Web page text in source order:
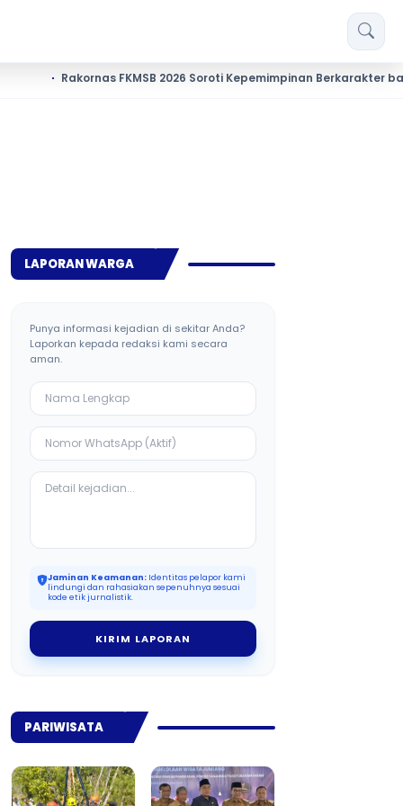
Rakornas FKMSB 2026 Soroti Kepemimpinan Berkarakter bagi
LAPORAN WARGA
Punya informasi kejadian di sekitar Anda?
Laporkan kepada redaksi kami secara
aman.
Jaminan Keamanan: Identitas pelapor kami
lindungi dan rahasiakan sepenuhnya sesuai
kode etik jurnalistik.
KIRIM LAPORAN
PARIWISATA